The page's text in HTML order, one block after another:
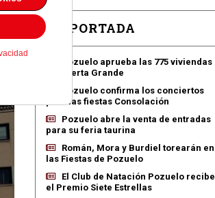
EN PORTADA
Pozuelo aprueba las 775 viviendas
de Huerta Grande
Pozuelo confirma los conciertos
para las fiestas Consolación
Pozuelo abre la venta de entradas
para su feria taurina
Román, Mora y Burdiel torearán en
las Fiestas de Pozuelo
El Club de Natación Pozuelo recibe
el Premio Siete Estrellas